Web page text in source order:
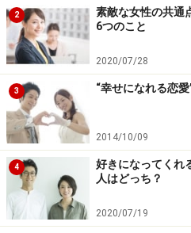
1/3
2
素敵な女性の共通
6つのこと
2020/07/28
3 “幸せになれる恋
2014/10/09
4
好きになってくれ
人はどっち？
2020/07/19